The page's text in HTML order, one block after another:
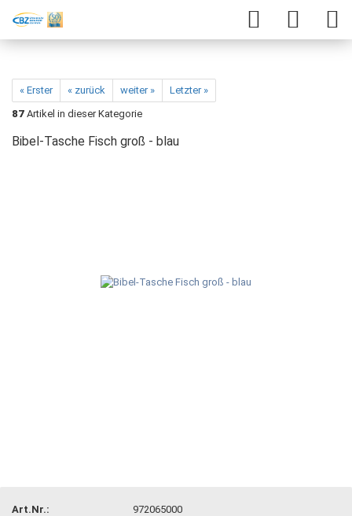
« Erster « zurück weiter »
Letzter »
87 Artikel in dieser Kategorie
Bibel-Tasche Fisch groß - blau
Art.Nr.:
972065000